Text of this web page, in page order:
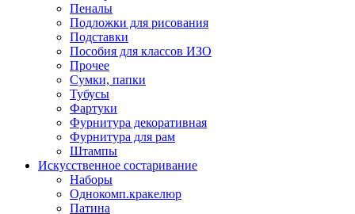
Пеналы
Подложки для рисования
Подставки
Пособия для классов ИЗО
Прочее
Сумки, папки
Тубусы
Фартуки
Фурнитура декоративная
Фурнитура для рам
Штампы
Искусственное состаривание
Наборы
Однокомп.кракелюр
Патина